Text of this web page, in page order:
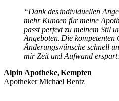
“Dank des individuellen
mehr Kunden für meine
passt perfekt zu meinem Stil
Angeboten. Die kompetenten
Änderungswünsche schnell
mir Zeit und Aufwand
Alpin Apotheke, Kempten
Apotheker Michael Bentz